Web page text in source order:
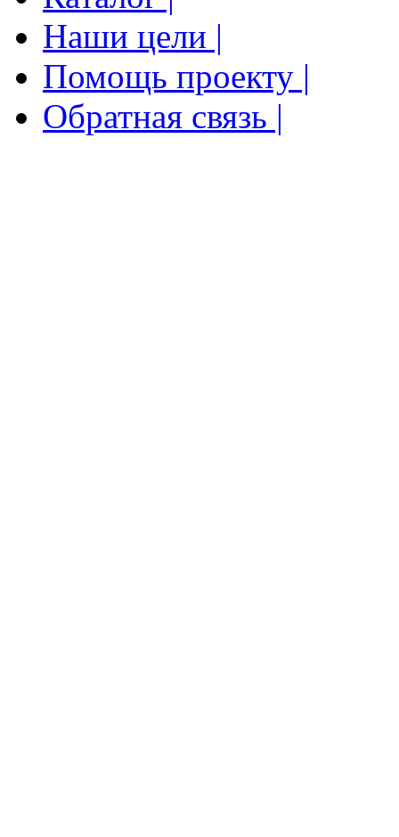
Наши цели |
Помощь проекту |
Обратная связь |